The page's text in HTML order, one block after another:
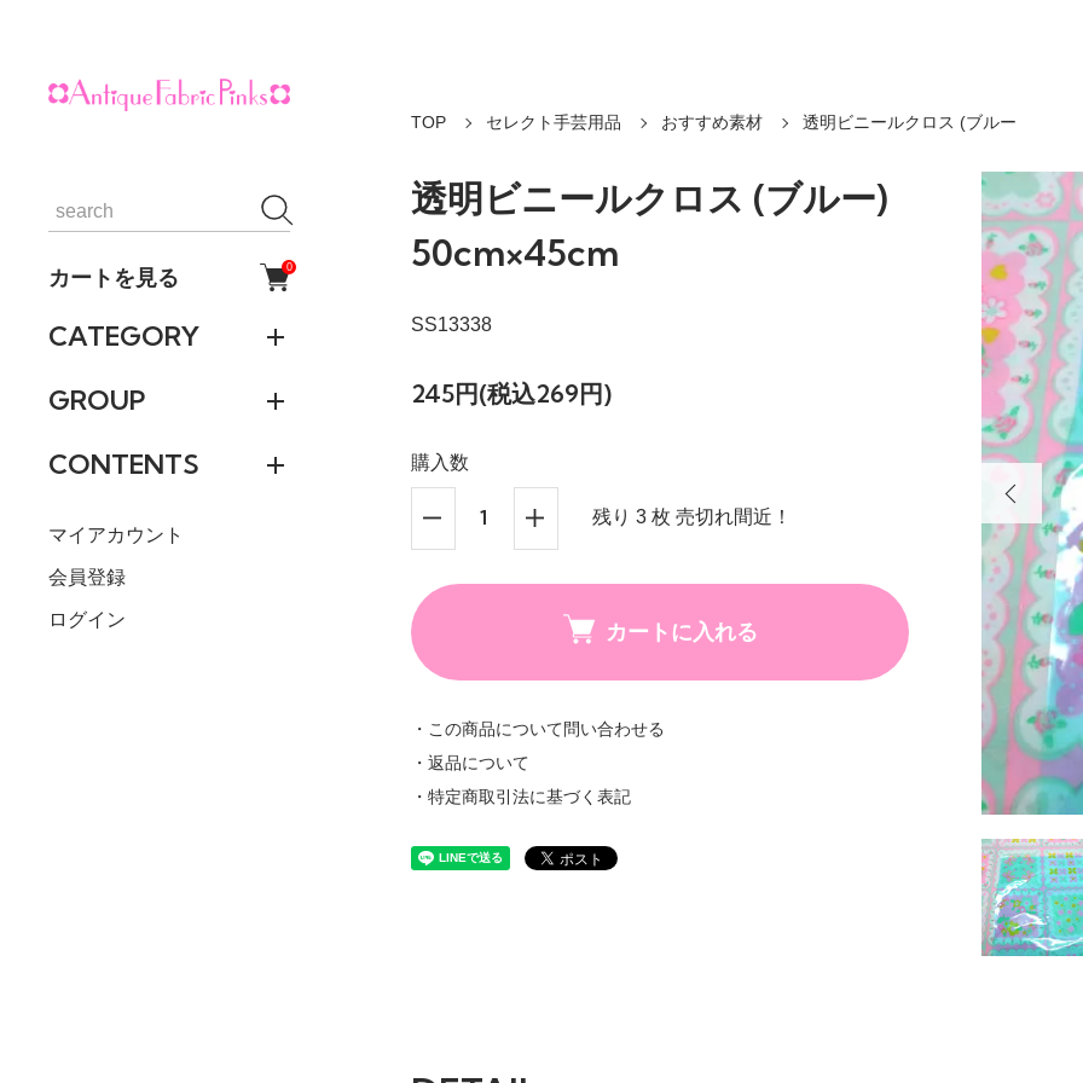
カートを見る 0
CATEGORY
GROUP
CONTENTS
マイアカウント
会員登録
ログイン
TOP セレクト手芸用品 おすすめ素材 透明ビニールクロス (ブルー
透明ビニールクロス (ブルー)
50cm×45cm
SS13338
245円(税込269円)
購入数
残り 3 枚 売切れ間近！
カートに入れる
・この商品について問い合わせる
・返品について
・特定商取引法に基づく表記